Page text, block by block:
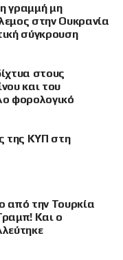
γραμμή μη
στην Ουκρανία
σύγκρουση
στους
και του
φορολογικό
της ΚΥΠ στη
από την Τουρκία
Και ο